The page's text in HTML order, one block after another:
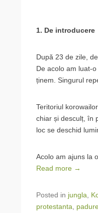
1. De introducere
După 23 de zile,
De acolo am luat-
ținem. Singurul
Teritoriul
chiar și desculț, în
loc se deschid
Acolo am ajuns la
Read more →
Posted in jungla,
protestanta,